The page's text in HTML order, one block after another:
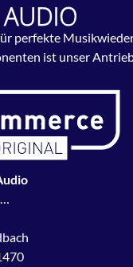
perfekte
ist unser